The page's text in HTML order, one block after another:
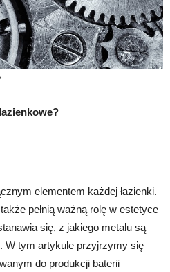
elementem każdej łazienki.
pełnią ważną rolę w estetyce
się, z jakiego metalu są
W tym artykule przyjrzymy się
do produkcji baterii